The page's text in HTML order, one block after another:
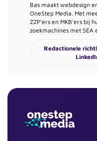
Bas maakt webdesign
OneStep Media. Met
ZZP'ers en MKB'ers bij
zoekmachines met SEA
Redactionele